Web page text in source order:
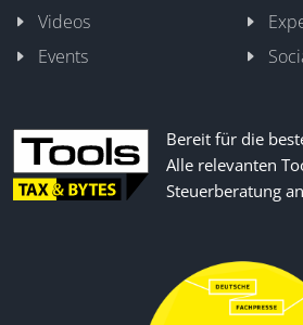
Videos
Events
Bereit für die
Alle relevanten
Steuerberatung